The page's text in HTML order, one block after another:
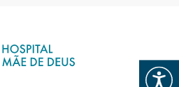
Abrir